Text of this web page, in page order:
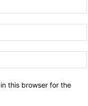
this browser for the